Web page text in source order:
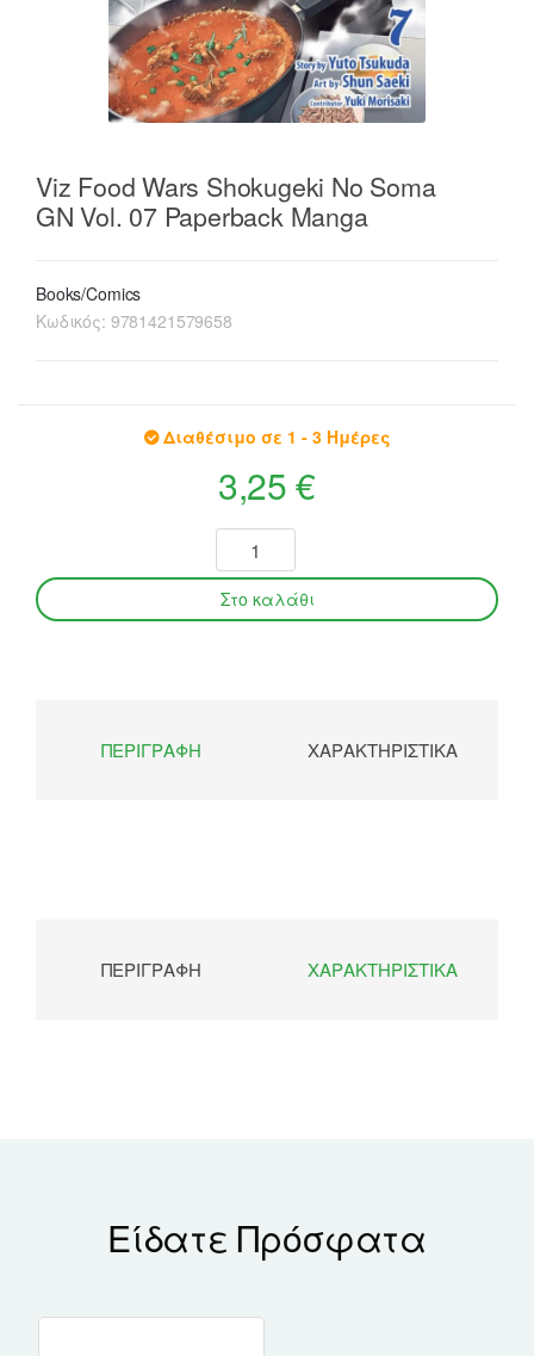
Viz Food Wars Shokugeki No Soma
GN Vol. 07 Paperback Manga
Books/Comics
Κωδικός: 9781421579658
Διαθέσιμο σε 1 - 3 Ημέρες
3,25 €
ΠΕΡΙΓΡΑΦΉ ΧΑΡΑΚΤΗΡΙΣΤΙΚΆ
ΠΕΡΙΓΡΑΦΉ ΧΑΡΑΚΤΗΡΙΣΤΙΚΆ
Είδατε Πρόσφατα